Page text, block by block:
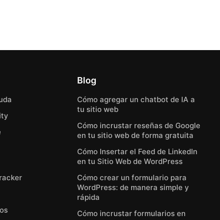
Blog
Cómo agregar un chatbot de IA a
tu sitio web
Cómo incrustar reseñas de Google
en tu sitio web de forma gratuita
Cómo Insertar el Feed de LinkedIn
en tu Sitio Web de WordPress
Cómo crear un formulario para
WordPress: de manera simple y
rápida
Cómo incrustar formularios en